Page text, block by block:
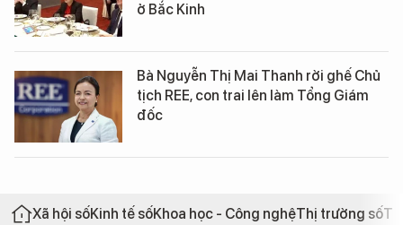
ở Bắc Kinh
Bà Nguyễn Thị Mai Thanh rời ghế Chủ
tịch REE, con trai lên làm Tổng Giám
đốc
Xã hội sốKinh tế sốKhoa học - Công nghệThị trường số